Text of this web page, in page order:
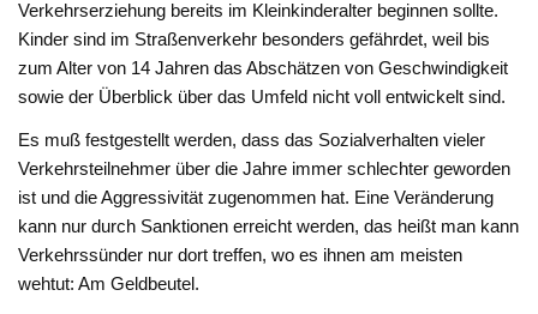
Verkehrserziehung bereits im Kleinkinderalter beginnen sollte.
Kinder sind im Straßenverkehr besonders gefährdet, weil bis
zum Alter von 14 Jahren das Abschätzen von Geschwindigkeit
sowie der Überblick über das Umfeld nicht voll entwickelt sind.
Es muß festgestellt werden, dass das Sozialverhalten vieler
Verkehrsteilnehmer über die Jahre immer schlechter geworden
ist und die Aggressivität zugenommen hat. Eine Veränderung
kann nur durch Sanktionen erreicht werden, das heißt man kann
Verkehrssünder nur dort treffen, wo es ihnen am meisten
wehtut: Am Geldbeutel.